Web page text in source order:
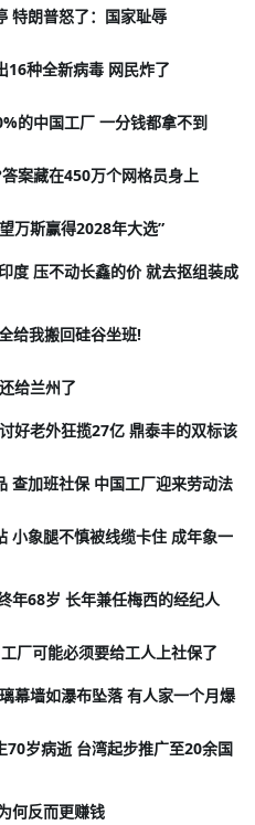
特朗普怒了：国家耻辱
16种全新病毒 网民炸了
的中国工厂 一分钱都拿不到
案藏在450万个网格员身上
万斯赢得2028年大选”
度 压不动长鑫的价 就去抠组装成
给我搬回硅谷坐班!
给兰州了
好老外狂揽27亿 鼎泰丰的双标该
查加班社保 中国工厂迎来劳动法
小象腿不慎被线缆卡住 成年象一
年68岁 长年兼任梅西的经纪人
厂可能必须要给工人上社保了
幕墙如瀑布坠落 有人家一个月爆
70岁病逝 台湾起步推广至20余国
何反而更赚钱